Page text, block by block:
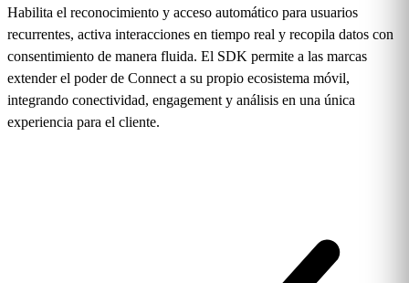
Habilita el reconocimiento y acceso automático para usuarios
recurrentes, activa interacciones en tiempo real y recopila datos con
consentimiento de manera fluida. El SDK permite a las marcas
extender el poder de Connect a su propio ecosistema móvil,
integrando conectividad, engagement y análisis en una única
experiencia para el cliente.